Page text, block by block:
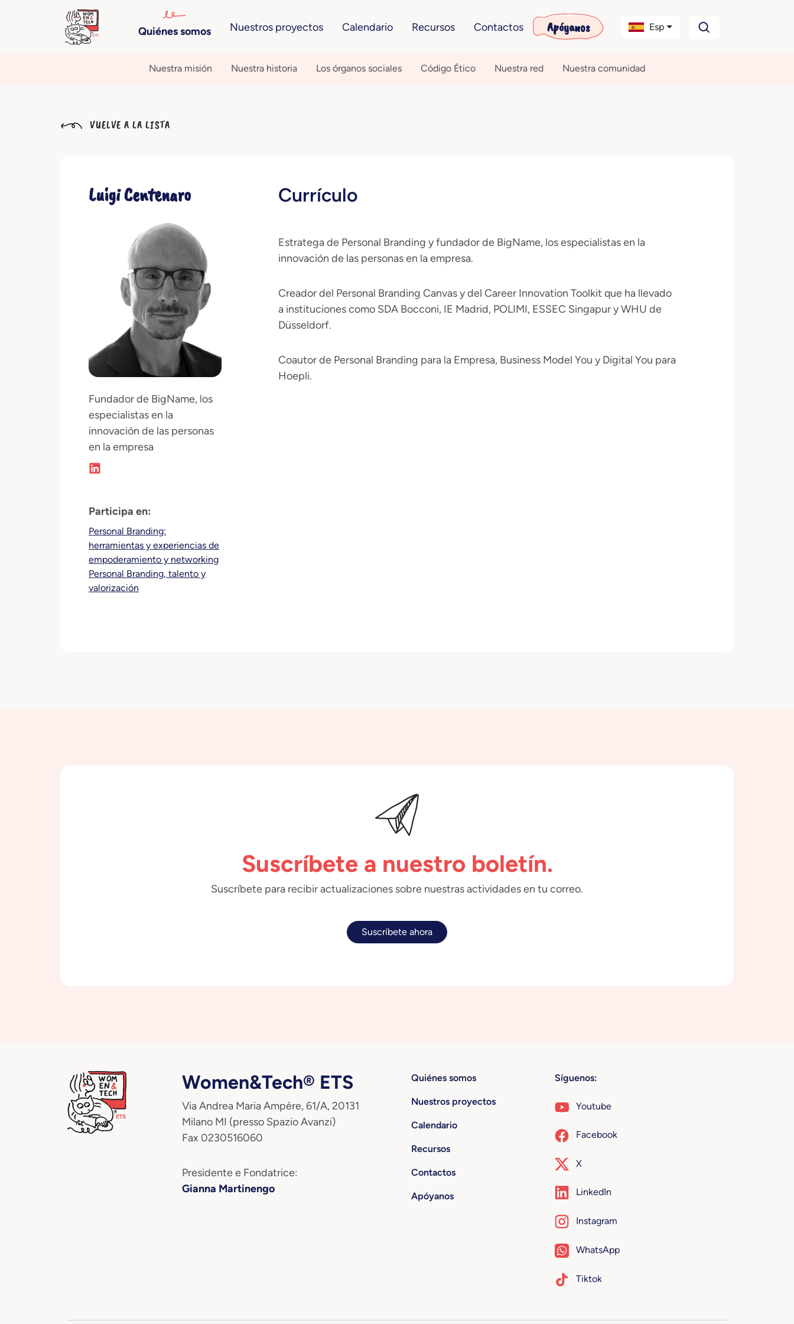
Quiénes somos Nuestros proyectos Calendario Recursos Contactos Apóyanos Esp
Nuestra misión Nuestra historia Los órganos sociales Código Ético Nuestra red Nuestra comunidad
VUELVE A LA LISTA
Luigi Centenaro
Fundador de BigName, los
especialistas en la
innovación de las personas
en la empresa
Participa en:
Personal Branding:
herramientas y experiencias de
empoderamiento y networking
Personal Branding, talento y
valorización
Currículo
Estratega de Personal Branding y fundador de BigName, los especialistas en la
innovación de las personas en la empresa.
Creador del Personal Branding Canvas y del Career Innovation Toolkit que ha llevado
a instituciones como SDA Bocconi, IE Madrid, POLIMI, ESSEC Singapur y WHU de
Düsseldorf.
Coautor de Personal Branding para la Empresa, Business Model You y Digital You para
Hoepli.
Suscríbete a nuestro boletín.
Suscríbete para recibir actualizaciones sobre nuestras actividades en tu correo.
Suscríbete ahora
Women&Tech® ETS
Via Andrea Maria Ampère, 61/A, 20131
Milano MI (presso Spazio Avanzi)
Fax 0230516060
Presidente e Fondatrice:
Gianna Martinengo
Quiénes somos
Nuestros proyectos
Calendario
Recursos
Contactos
Apóyanos
Síguenos:
Youtube
Facebook
X
LinkedIn
Instagram
WhatsApp
Tiktok